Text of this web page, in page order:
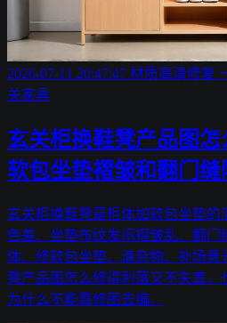
2026-07-11 20:47:47 材质高清修复
关家具
玄关柜换鞋凳产品图怎
软包坐垫褶皱和翻门
玄关柜换鞋凳是柜体加软包坐垫的
色差、坐垫布纹发闷褶皱乱、翻门
体、修软包坐垫、清杂物、补场
凳产品图怎么修得利落又不失真，
为什么不能靠修图去编。